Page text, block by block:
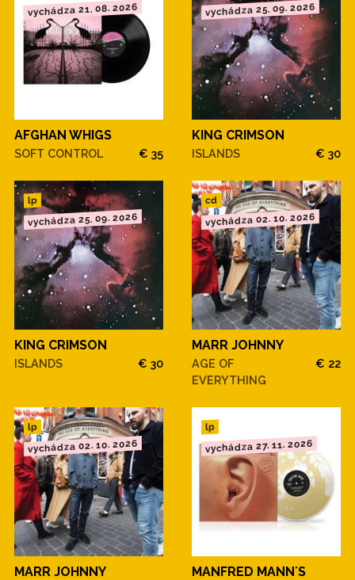
vychádza 21. 08. 2026
AFGHAN WHIGS
SOFT CONTROL € 35
vychádza 25. 09. 2026
KING CRIMSON
ISLANDS € 30
lp
vychádza 25. 09. 2026
KING CRIMSON
ISLANDS € 30
cd
vychádza 02. 10. 2026
MARR JOHNNY
AGE OF
EVERYTHING
€ 22
lp
vychádza 02. 10. 2026
MARR JOHNNY
lp
vychádza 27. 11. 2026
MANFRED MANN´S